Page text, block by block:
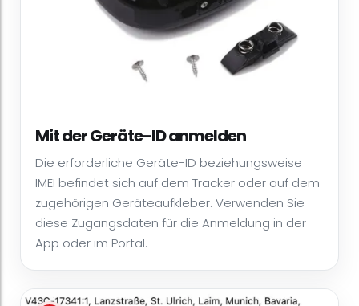
Mit der Geräte-ID anmelden
Die erforderliche Geräte-ID beziehungsweise
IMEI befindet sich auf dem Tracker oder auf dem
zugehörigen Geräteaufkleber. Verwenden Sie
diese Zugangsdaten für die Anmeldung in der
App oder im Portal.